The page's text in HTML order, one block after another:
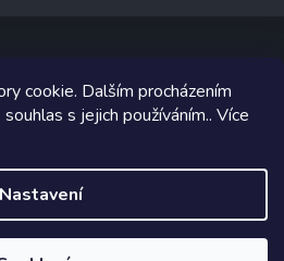
cookie. Dalším procházením
s jejich používáním.. Více
Nastavení
. Všechna práva vyhrazena.
implementoval
.